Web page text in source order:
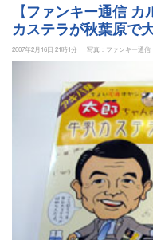
【ファンキー通信
カステラが秋葉原で
2007年2月16日 21時1分 写真：ファンキー通信